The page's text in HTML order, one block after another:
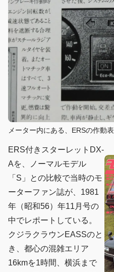
メーター内にある、ERSの作動
ERS付きスターレットDX-
Aを、ノーマルモデル
「S」との比較で当時のモ
ーターファン誌が、1981
年（昭和56）年11月号の
中でレポートしている。
クジラクラウンEASSのと
き、都心の混雑エリア
16kmを1時間、横浜まで